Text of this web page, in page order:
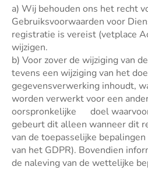
a) Wij behouden ons het recht
Gebruiksvoorwaarden voor
registratie is vereist (vetplace
wijzigen.
b) Voor zover de wijziging van
tevens een wijziging van het
gegevensverwerking inhoudt,
worden verwerkt voor een
oorspronkelijke doel
gebeurt dit alleen wanneer dit
van de toepasselijke
van het GDPR). Bovendien
de naleving van de wettelijke